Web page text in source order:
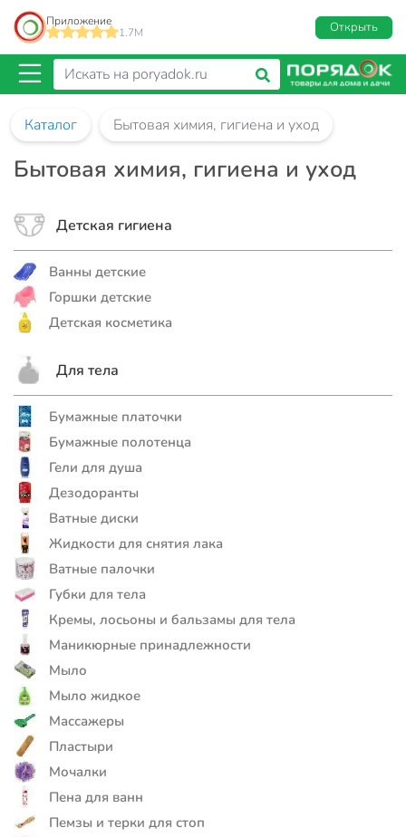
Приложение
1.7M
Открыть
Каталог Бытовая химия, гигиена и уход
Бытовая химия, гигиена и уход
Детская гигиена
Ванны детские
Горшки детские
Детская косметика
Для тела
Бумажные платочки
Бумажные полотенца
Гели для душа
Дезодоранты
Ватные диски
Жидкости для снятия лака
Ватные палочки
Губки для тела
Кремы, лосьоны и бальзамы для тела
Маникюрные принадлежности
Мыло
Мыло жидкое
Массажеры
Пластыри
Мочалки
Пена для ванн
Пемзы и терки для стоп